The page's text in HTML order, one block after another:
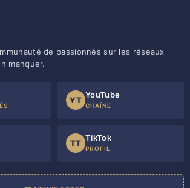
de passionnés sur les réseaux
manquer.
YT
YouTube
CHAÎNE
TT
TikTok
PROFIL